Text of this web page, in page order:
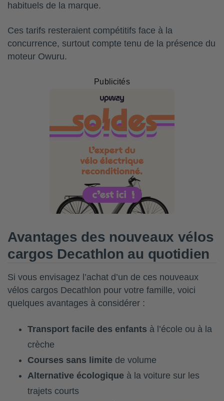
habituels de la marque.
Ces tarifs resteraient compétitifs face à la
concurrence, surtout compte tenu de la présence du
moteur Owuru.
Publicités
Avantages des nouveaux vélos
cargos Decathlon au quotidien
Si vous envisagez l’achat d’un de ces nouveaux
vélos cargos Decathlon pour votre famille, voici
quelques avantages à considérer :
Transport facile des enfants à l’école ou à la
crèche
Courses sans limite de volume
Alternative écologique à la voiture sur les
trajets courts